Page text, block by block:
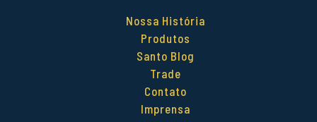
Nossa História
Produtos
Santo Blog
Trade
Contato
Imprensa